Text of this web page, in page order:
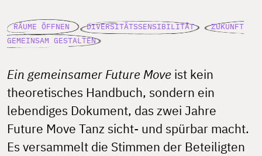
RÄUME ÖFFNEN DIVERSITÄTSSENSIBILITÄT
ZUKUNFT
GEMEINSAM GESTALTEN
Ein gemeinsamer Future Move ist kein
theoretisches Handbuch, sondern ein
lebendiges Dokument, das zwei Jahre
Future Move Tanz sicht- und spürbar macht.
Es versammelt die Stimmen der Beteiligten